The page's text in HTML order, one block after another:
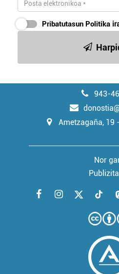
Pribatutasun Politika
943-
Ametzagaña, 19
Nor